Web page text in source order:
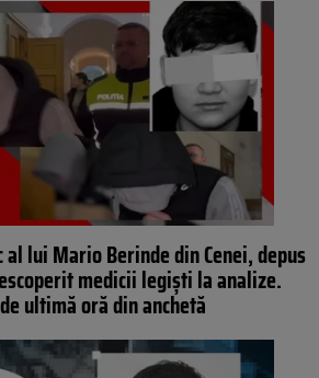
lui Mario Berinde din Cenei, depus
medicii legiști la analize.
ultimă oră din anchetă